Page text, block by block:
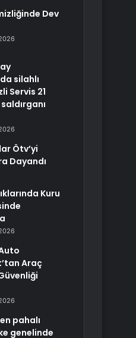
Dev
silahlı
Servis 21
Ötv’yi
Dayandı
Kuru
Araç
pahalı
genelinde